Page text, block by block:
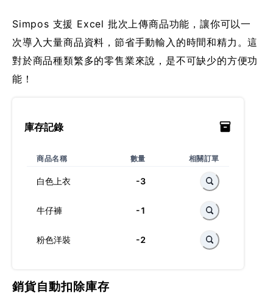
Simpos 支援 Excel 批次上傳商品功能，讓你可以一
次導入大量商品資料，節省手動輸入的時間和精力。這
對於商品種類繁多的零售業來說，是不可缺少的方便功
能！
庫存記錄
商品名稱 數量 相關訂單
白色上衣 -3
牛仔褲 -1
粉色洋裝 -2
銷貨自動扣除庫存